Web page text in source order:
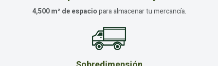
4,500 m² de espaciopara almacenar tu mercancía.